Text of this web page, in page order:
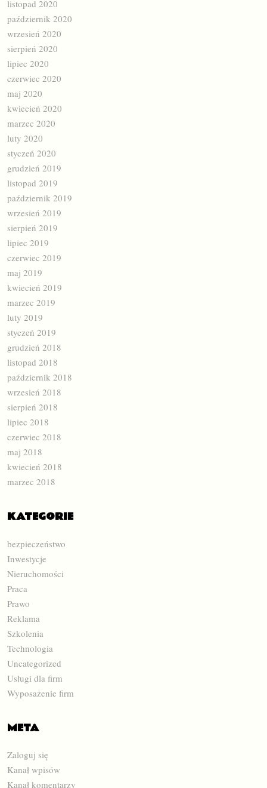
listopad 2020
październik 2020
wrzesień 2020
sierpień 2020
lipiec 2020
czerwiec 2020
maj 2020
kwiecień 2020
marzec 2020
luty 2020
styczeń 2020
grudzień 2019
listopad 2019
październik 2019
wrzesień 2019
sierpień 2019
lipiec 2019
czerwiec 2019
maj 2019
kwiecień 2019
marzec 2019
luty 2019
styczeń 2019
grudzień 2018
listopad 2018
październik 2018
wrzesień 2018
sierpień 2018
lipiec 2018
czerwiec 2018
maj 2018
kwiecień 2018
marzec 2018
KATEGORIE
bezpieczeństwo
Inwestycje
Nieruchomości
Praca
Prawo
Reklama
Szkolenia
Technologia
Uncategorized
Usługi dla firm
Wyposażenie firm
META
Zaloguj się
Kanał wpisów
Kanał komentarzy